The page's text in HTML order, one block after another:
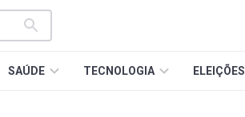
SAÚDE TECNOLOGIA ELEIÇÕES